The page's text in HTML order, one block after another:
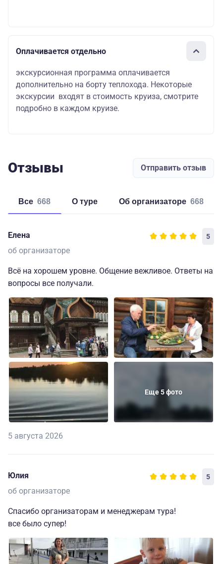
Оплачивается отдельно
экскурсионная программа оплачивается
дополнительно на борту теплохода. Некоторые
экскурсии входят в стоимость круиза, смотрите
подробно в каждом круизе.
Отзывы Отправить отзыв
Все 668 о туре об организаторе 668
Елена 5
об организаторе
Всё на хорошем уровне. Общение вежливое. Ответы на
вопросы все получали.
Еще 5 фото
5 августа 2026
Юлия 5
об организаторе
Спасибо организаторам и менеджерам тура!
все было супер!